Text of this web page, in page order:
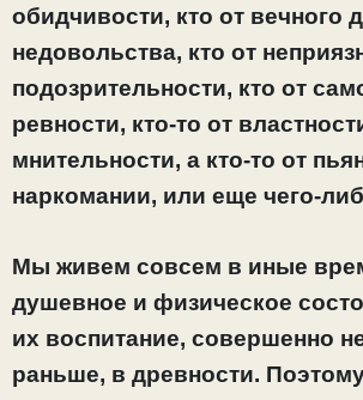
обидчивости, кто от вечного
недовольства, кто от
подозрительности, кто от
ревности, кто-то от
мнительности, а кто-то от
наркомании, или еще чего-
Мы живем совсем в иные
душевное и физическое
их воспитание, совершенно
раньше, в древности.